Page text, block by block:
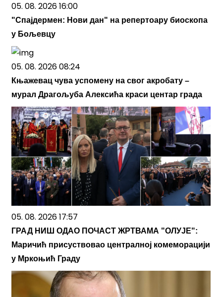
05. 08. 2026 16:00
"Спајдермен: Нови дан" на репертоару биоскопа
у Бољевцу
05. 08. 2026 08:24
Књажевац чува успомену на свог акробату –
мурал Драгoљуба Алексића краси центар града
05. 08. 2026 17:57
ГРАД НИШ ОДАО ПОЧАСТ ЖРТВАМА "ОЛУЈЕ":
Маричић присуствовао централној комеморацији
у Мркоњић Граду